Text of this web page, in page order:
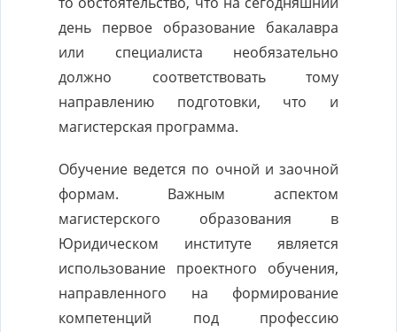
день первое образование бакалавра
или специалиста необязательно
должно соответствовать тому
направлению подготовки, что и
магистерская программа.
Обучение ведется по очной и заочной
формам. Важным аспектом
магистерского образования в
Юридическом институте является
использование проектного обучения,
направленного на формирование
компетенций под профессию